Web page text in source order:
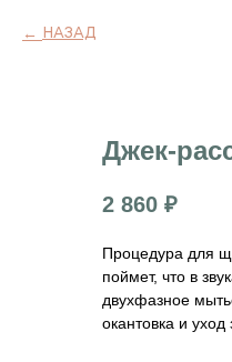
НАЗАД
Джек-
2 860 ₽
Процедура для
поймет, что в
двухфазное
окантовка и